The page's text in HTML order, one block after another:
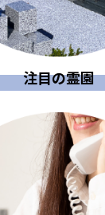
注目の霊園